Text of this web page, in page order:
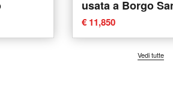
usata a Borgo
Lorenzo
€ 11,850
Vedi tutte